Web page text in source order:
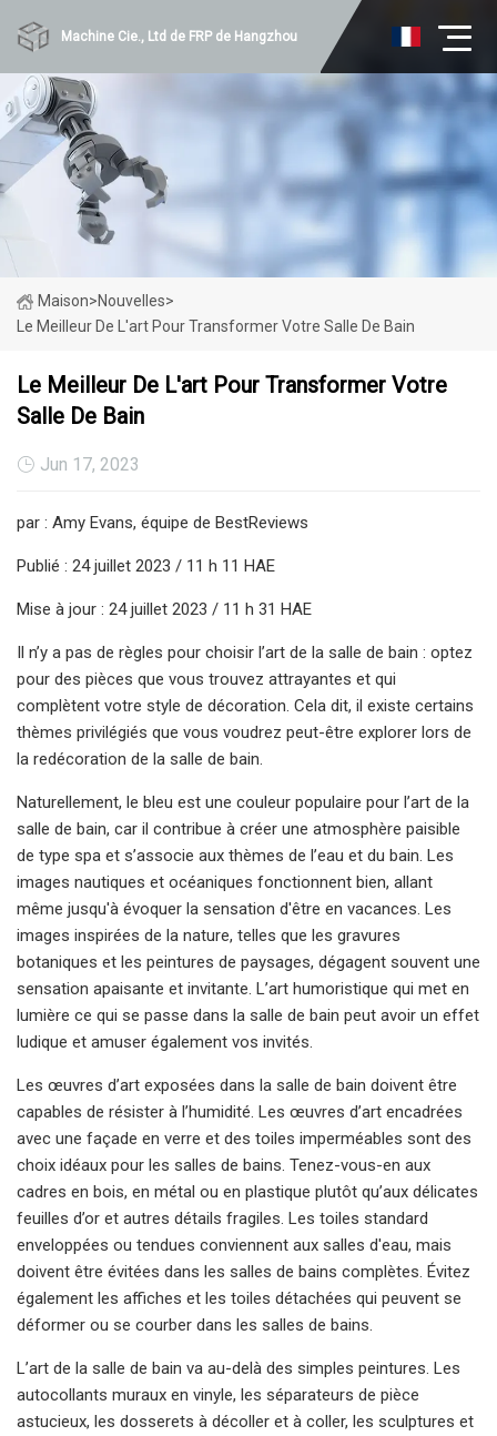
Machine Cie., Ltd de FRP de Hangzhou
Maison>Nouvelles>
Le Meilleur De L'art Pour Transformer Votre Salle De Bain
Le Meilleur De L'art Pour Transformer Votre
Salle De Bain
Jun 17, 2023
par : Amy Evans, équipe de BestReviews
Publié : 24 juillet 2023 / 11 h 11 HAE
Mise à jour : 24 juillet 2023 / 11 h 31 HAE
Il n’y a pas de règles pour choisir l’art de la salle de bain : optez
pour des pièces que vous trouvez attrayantes et qui
complètent votre style de décoration. Cela dit, il existe certains
thèmes privilégiés que vous voudrez peut-être explorer lors de
la redécoration de la salle de bain.
Naturellement, le bleu est une couleur populaire pour l’art de la
salle de bain, car il contribue à créer une atmosphère paisible
de type spa et s’associe aux thèmes de l’eau et du bain. Les
images nautiques et océaniques fonctionnent bien, allant
même jusqu'à évoquer la sensation d'être en vacances. Les
images inspirées de la nature, telles que les gravures
botaniques et les peintures de paysages, dégagent souvent une
sensation apaisante et invitante. L’art humoristique qui met en
lumière ce qui se passe dans la salle de bain peut avoir un effet
ludique et amuser également vos invités.
Les œuvres d’art exposées dans la salle de bain doivent être
capables de résister à l’humidité. Les œuvres d’art encadrées
avec une façade en verre et des toiles imperméables sont des
choix idéaux pour les salles de bains. Tenez-vous-en aux
cadres en bois, en métal ou en plastique plutôt qu’aux délicates
feuilles d’or et autres détails fragiles. Les toiles standard
enveloppées ou tendues conviennent aux salles d'eau, mais
doivent être évitées dans les salles de bains complètes. Évitez
également les affiches et les toiles détachées qui peuvent se
déformer ou se courber dans les salles de bains.
L’art de la salle de bain va au-delà des simples peintures. Les
autocollants muraux en vinyle, les séparateurs de pièce
astucieux, les dosserets à décoller et à coller, les sculptures et